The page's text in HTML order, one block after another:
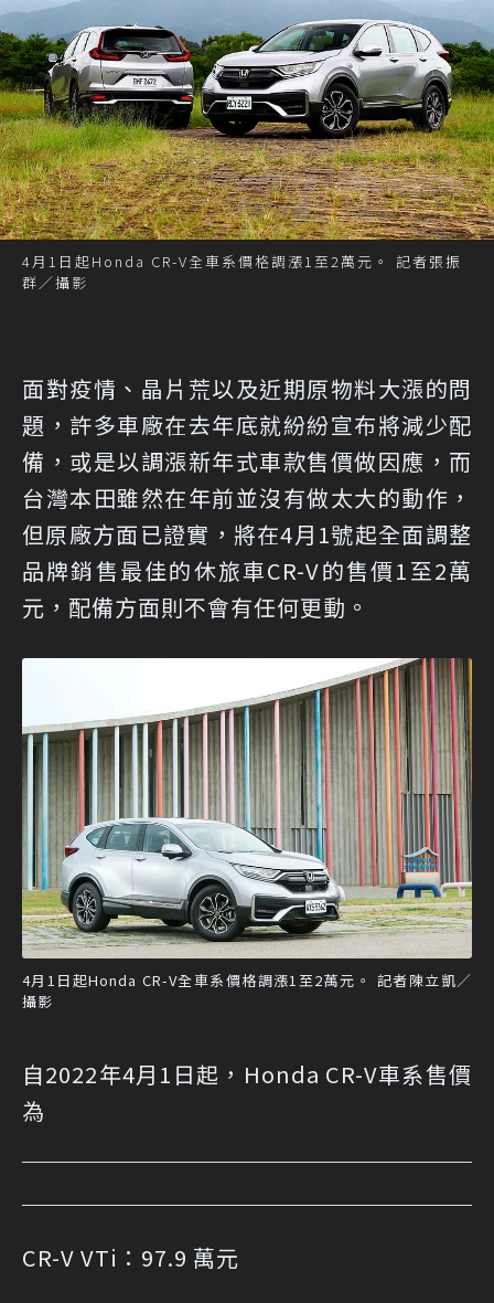
4月1日起Honda CR-V全車系價格調漲1至2萬元。 記者張振
群／攝影
面對疫情、晶片荒以及近期原物料大漲的問
題，許多車廠在去年底就紛紛宣布將減少配
備，或是以調漲新年式車款售價做因應，而
台灣本田雖然在年前並沒有做太大的動作，
但原廠方面已證實，將在4月1號起全面調整
品牌銷售最佳的休旅車CR-V的售價1至2萬
元，配備方面則不會有任何更動。
4月1日起Honda CR-V全車系價格調漲1至2萬元。 記者陳立凱／
攝影
自2022年4月1日起，Honda CR-V車系售價
為
CR-V VTi：97.9 萬元